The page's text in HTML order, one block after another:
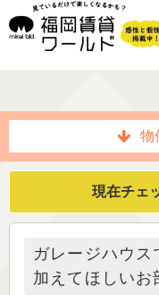
物
現在チェ
ガレージハウ
加えてほしいお